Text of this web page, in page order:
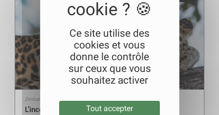
Ce site utilise des
cookies et vous
donne le contrôle
sur ceux que vous
souhaitez activer
Tout accepter
Zimbabwe > Botswana | Privatisé
L’incontournable Botswana